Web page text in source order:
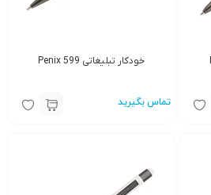
خودکار تبلیغاتی Penix 599
تماس بگیرید